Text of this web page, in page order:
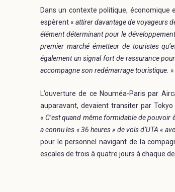
Dans un contexte politique, économique
espèrent « attirer davantage de voyageurs
élément déterminant pour le
premier marché émetteur de touristes
également un signal fort de rassurance
accompagne son redémarrage touristique. »
L’ouverture de ce Nouméa-Paris par
auparavant, devaient transiter par
«C’est quand même formidable de pouvoir
a connu les « 36 heures » de vols d’UTA «
pour le personnel navigant de la
escales de trois à quatre jours à chaque